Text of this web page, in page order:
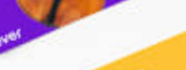
city tours
shows